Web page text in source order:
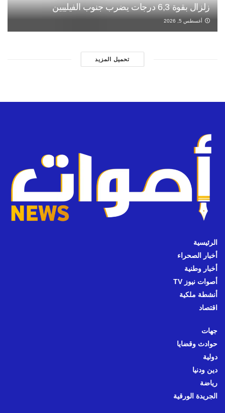
زلزال بقوة 6,3 درجات يضرب جنوب الفيليبين
أغسطس 5, 2026
تحميل المزيد
الرئيسية
أخبار الصحراء
أخبار وطنية
أصوات نيوز TV
أنشطة ملكية
اقتصاد
جهات
حوادث وقضايا
دولية
دين ودنيا
رياضة
الجريدة الورقية